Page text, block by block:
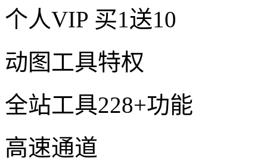
个人VIP 买1送10
动图工具特权
全站工具228+功能
高速通道